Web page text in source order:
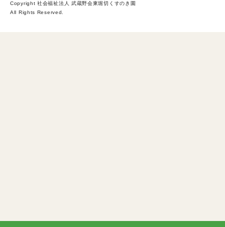
Copyright 社会福祉法人 武蔵野会東堀切くすのき園
All Rights Reserved.